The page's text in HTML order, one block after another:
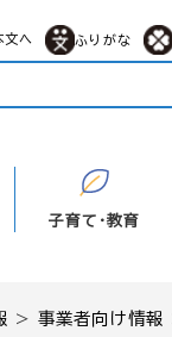
メニューを
文へ ふりがな
子育て・教育
>事業者向け情報